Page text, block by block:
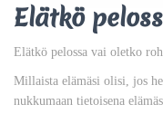
Elätkö
Elätkö pelossa vai oletko
Millaista elämäsi olisi, jos
nukkumaan tietoisena